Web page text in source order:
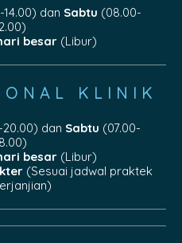
dan Sabtu (08.00-
besar(Libur)
KLINIK
dan Sabtu (07.00-
besar(Libur)
(Sesuai jadwal praktek